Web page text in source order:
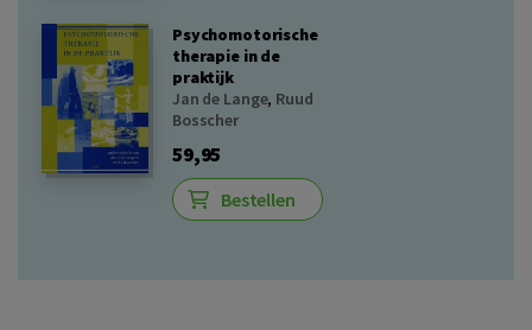
Psychomotorische
therapie in de
praktijk
Jan de Lange, Ruud
Bosscher
59,95
Bestellen